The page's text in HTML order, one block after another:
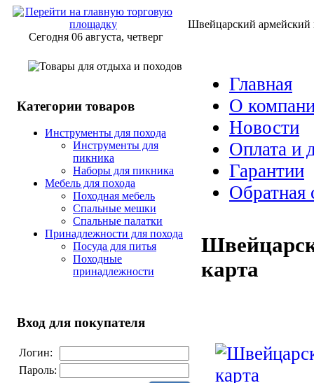
Сегодня 06 августа, четверг
Швейцарский армейский
Категории товаров
Инструменты для похода
Инструменты для
пикника
Наборы для пикника
Мебель для похода
Походная мебель
Спальные мешки
Спальные палатки
Принадлежности для похода
Посуда для питья
Походные
принадлежности
Вход для покупателя
Логин:
Пароль:
Главная
О
Новости
Оплата и
Гарантии
Обратная
карта